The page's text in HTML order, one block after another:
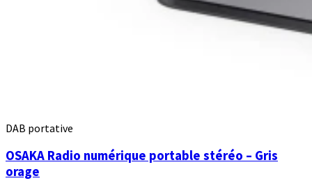
DAB portative
OSAKA Radio numérique portable stéréo – Gris
orage